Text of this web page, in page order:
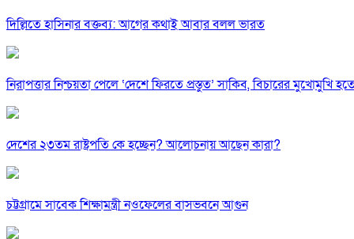
দিল্লিতে হাসিনার বক্তব্য: আগের কথাই আবার বলল ভারত
নিরাপত্তার নিশ্চয়তা পেলে ‘দেশে ফিরতে প্রস্তুত’ সাকিব, বিচারের মুখোমুখি
দেশের ২৩তম রাষ্ট্রপতি কে হচ্ছেন? আলোচনায় আছেন কারা?
চট্টগ্রামে সাবেক শিক্ষামন্ত্রী নওফেলের বাসভবনে আগুন